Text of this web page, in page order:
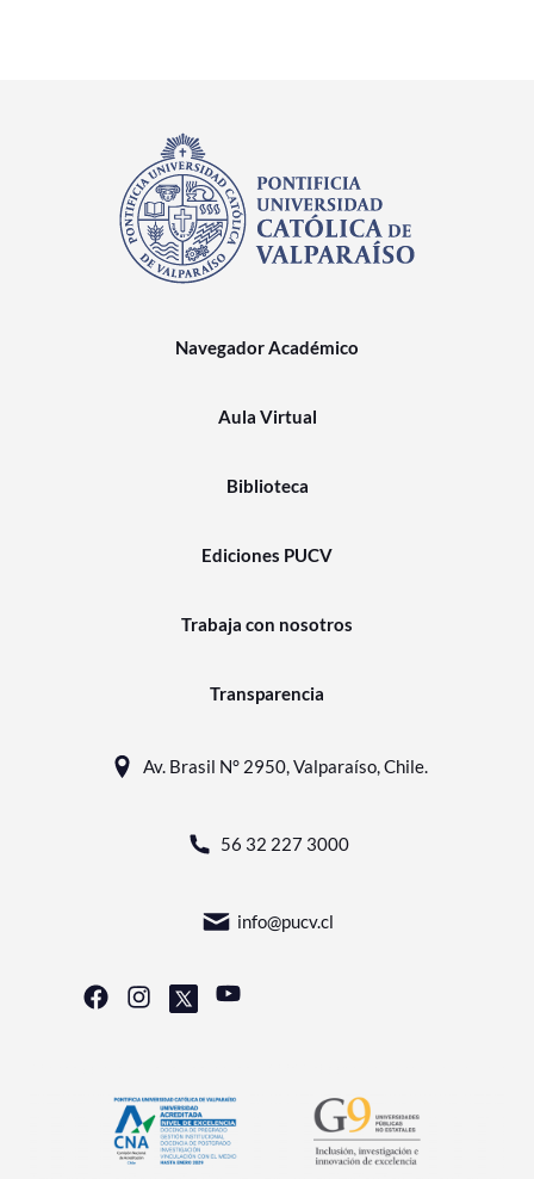
Navegador Académico
Aula Virtual
Biblioteca
Ediciones PUCV
Trabaja con nosotros
Transparencia
Av. Brasil N° 2950, Valparaíso, Chile.
56 32 227 3000
info@pucv.cl